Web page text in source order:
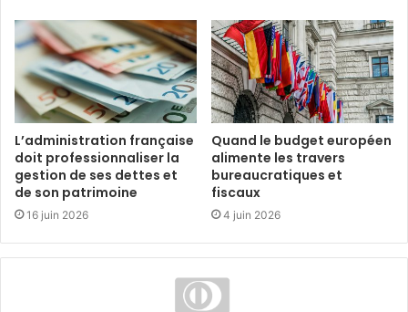
L’administration française
doit professionnaliser la
gestion de ses dettes et
de son patrimoine
16 juin 2026
Quand le budget européen
alimente les travers
bureaucratiques et
fiscaux
4 juin 2026